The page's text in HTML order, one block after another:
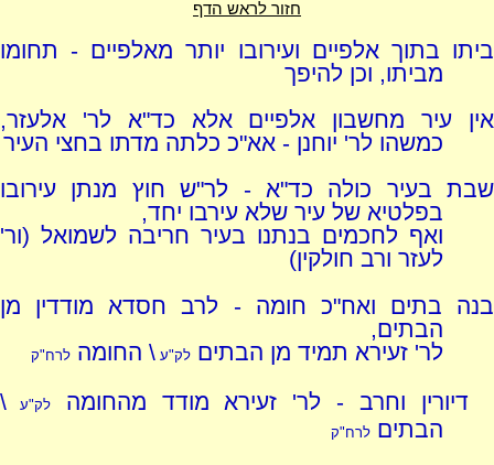
חזור לראש הדף
ביתו בתוך אלפיים ועירובו יותר מאלפיים - תחומו
מביתו, וכן להיפך
אין עיר מחשבון אלפיים אלא כד"א לר' אלעזר,
כמשהו לר' יוחנן - אא"כ כלתה מדתו בחצי העיר
שבת בעיר כולה כד"א - לר"ש חוץ מנתן עירובו
בפלטיא של עיר שלא עירבו יחד,
ואף לחכמים בנתנו בעיר חריבה לשמואל (ור'
לעזר ורב חולקין)
בנה בתים ואח"כ חומה - לרב חסדא מודדין מן
הבתים,
לר' זעירא תמיד מן הבתיםלק"ע\ החומהלרח"ק
דיורין וחרב - לר' זעירא מודד מהחומהלק"ע \
הבתיםלרח"ק